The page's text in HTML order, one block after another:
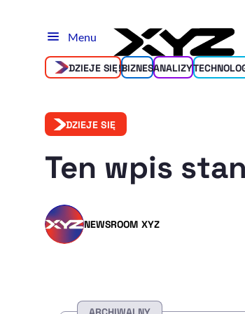
Menu
DZIEJE SIĘ!BIZNESANALIZY
DZIEJE SIĘ
Ten wpis
NEWSROOM XYZ